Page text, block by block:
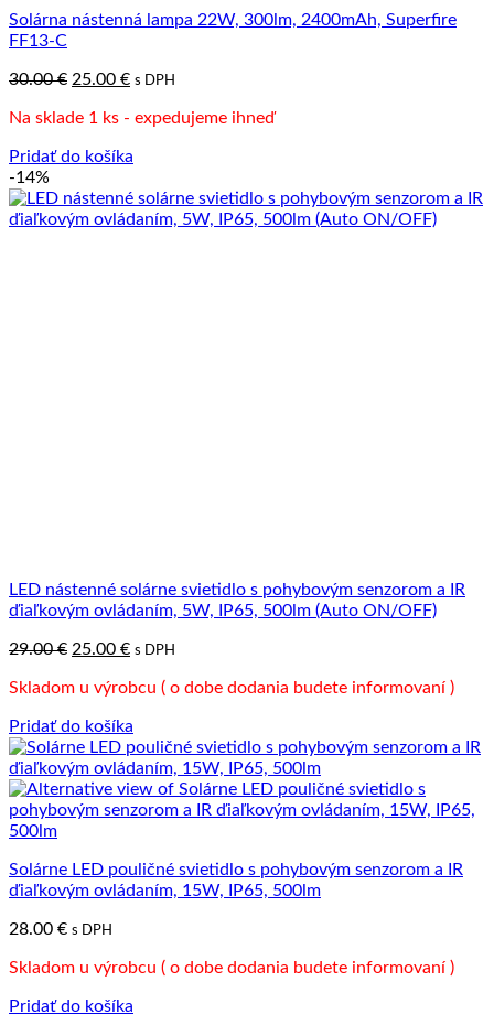
Solárna nástenná lampa 22W, 300lm, 2400mAh, Superfire
FF13-C
30.00€ Pôvodná
bola:
25.00 €Aktuálna
je:
s DPH
Na sklade 1 ks - expedujeme ihneď
Pridať do košíka
-14%
LED nástenné solárne svietidlo s pohybovým senzorom a IR
ďiaľkovým ovládaním, 5W, IP65, 500lm (Auto ON/OFF)
29.00€ Pôvodná
bola:
25.00 €Aktuálna
je:
s DPH
Skladom u výrobcu ( o dobe dodania budete informovaní )
Pridať do košíka
Solárne LED pouličné svietidlo s pohybovým senzorom a IR
ďiaľkovým ovládaním, 15W, IP65, 500lm
28.00 € s DPH
Skladom u výrobcu ( o dobe dodania budete informovaní )
Pridať do košíka